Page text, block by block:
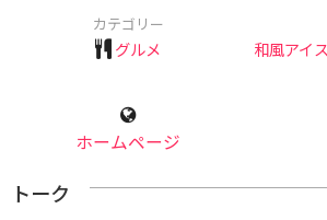
カテゴリー
グルメ 和風アイス
ホームページ
トーク